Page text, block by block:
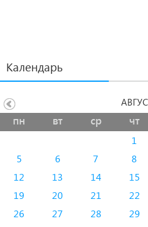
Календарь
пн вт ср чт
1
5
6 7 8
12
13 14 15
19
20 21 22
26
27 28 29